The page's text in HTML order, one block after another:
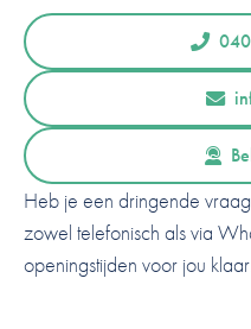
Heb je een dringende
zowel telefonisch als via
openingstijden voor jou